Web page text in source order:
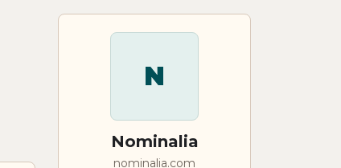
N
Nominalia
nominalia.com